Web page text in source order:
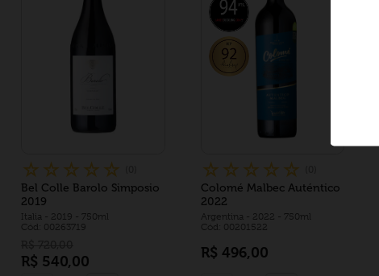
☆ ☆ ☆ ☆ ☆
Bel Colle Barolo Simposio
2019
Italia - 2019 - 750ml
Cód: 00263719
R$ 540,00
☆ ☆ ☆ ☆ ☆
Colomé Malbec Auténtico
2022
Argentina- 2022 - 750ml
Cód: 00201522
R$ 496,00